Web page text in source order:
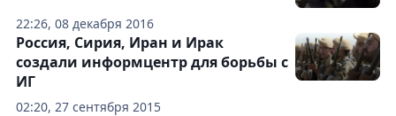
22:26, 08 декабря 2016
02:20, 27 сентября 2015
Россия, Сирия, Иран и Ирак
создали информцентр для борьбы с
ИГ